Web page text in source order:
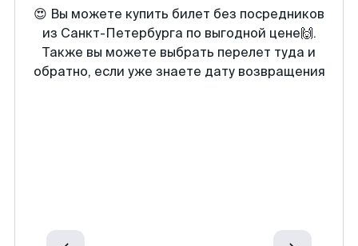
😍 Вы можете купить билет без посредников
из Санкт-Петербурга по выгодной цене🙌.
Также вы можете выбрать перелет туда и
обратно, если уже знаете дату возвращения